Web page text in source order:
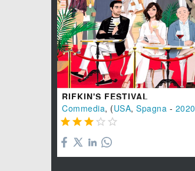
RIFKIN'S FESTIVAL
Commedia, (USA, Spagna - 2020
    